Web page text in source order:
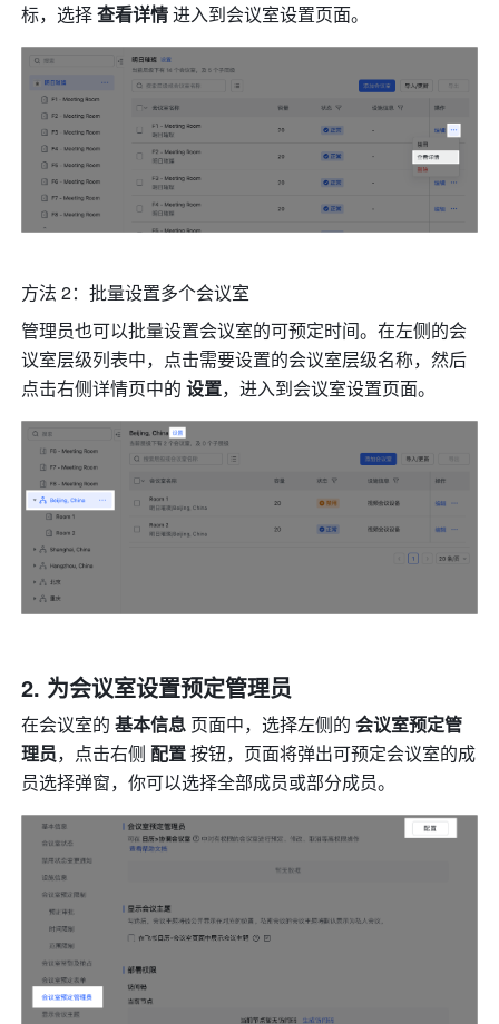
标，选择 查看详情 进入到会议室设置页面。
方法 2：批量设置多个会议室
管理员也可以批量设置会议室的可预定时间。在左侧的会
议室层级列表中，点击需要设置的会议室层级名称，然后
点击右侧详情页中的 设置，进入到会议室设置页面。
为会议室设置预定管理员
在会议室的 基本信息 页面中，选择左侧的 会议室预定管
理员，点击右侧 配置 按钮，页面将弹出可预定会议室的成
员选择弹窗，你可以选择全部成员或部分成员。